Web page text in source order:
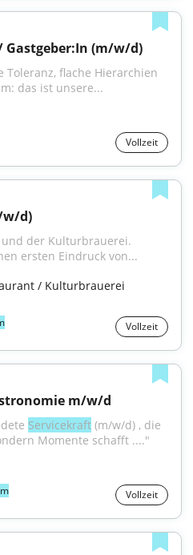
(m/w/d)
Toleranz, flache Hierarchien
das ist unsere...
Vollzeit
w/d)
der Kulturbrauerei.
ersten Eindruck von...
/ Kulturbrauerei
Vollzeit
m/w/d
Servicekraft (m/w/d) , die
Momente schafft ...."
Vollzeit